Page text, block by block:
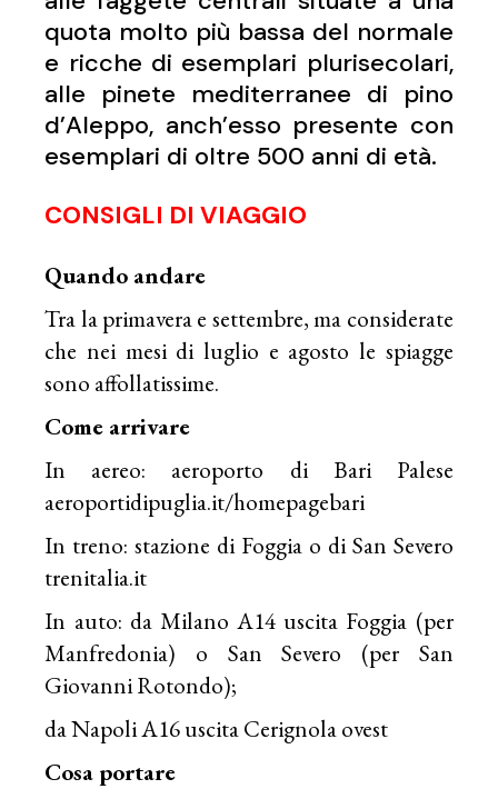
quota molto più bassa del normale
e ricche di esemplari plurisecolari,
alle pinete mediterranee di pino
d’Aleppo, anch’esso presente con
esemplari di oltre 500 anni di età.
CONSIGLI DI VIAGGIO
Quando andare
Tra la primavera e settembre, ma considerate
che nei mesi di luglio e agosto le spiagge
sono affollatissime.
Come arrivare
In aereo: aeroporto di Bari Palese
aeroportidipuglia.it/homepagebari
In treno: stazione di Foggia o di San Severo
trenitalia.it
In auto: da Milano A14 uscita Foggia (per
Manfredonia) o San Severo (per San
Giovanni Rotondo);
da Napoli A16 uscita Cerignola ovest
Cosa portare